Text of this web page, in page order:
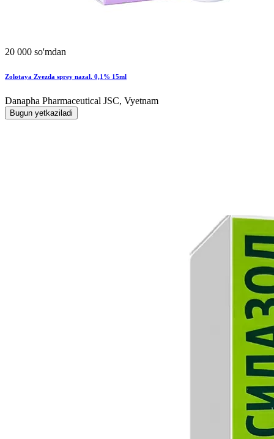
20 000 so'mdan
Zolotaya Zvezda sprey nazal. 0,1% 15ml
Danapha Pharmaceutical JSC, Vyetnam
Bugun yetkaziladi